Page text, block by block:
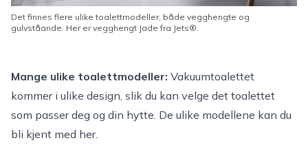
Det finnes flere ulike toalettmodeller, både vegghengte og
gulvståande. Her er vegghengt Jade fra Jets®.
Mange ulike toalettmodeller: Vakuumtoalettet
kommer i ulike design, slik du kan velge det toalettet
som passer deg og din hytte. De ulike modellene kan du
bli kjent med her.